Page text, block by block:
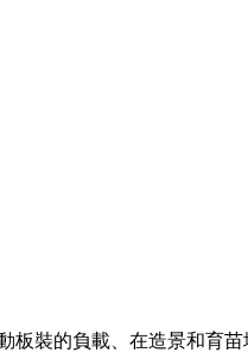
板裝的負載、在造景和育苗